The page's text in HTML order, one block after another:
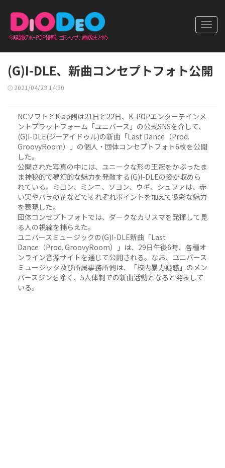
(G)I-DLE、新曲コンセプトフォト公開
2021/04/23 14:30
NCソフトとKlap側は21日と22日、K-POPエンターテインメ
ントプラットフォーム「ユニバース」の公式SNSを介して、
(G)I-DLE(ジーアイドゥル)の新曲「Last Dance（Prod.
GroovyRoom）」の個人・団体コンセプトフォト6枚を公開
した。
公開された写真の中には、ユニークな形の王冠をかぶったま
ま神秘的で夢幻的な魅力を発散する(G)I-DLEの姿が収めら
れている。ミヨン、ミンニ、ソヨン、ウギ、シュファは、赤
い実やバラの花などでそれぞれポイントを加えて多彩な魅力
を表現した。
団体コンセプトフォトでは、ダークなカリスマを発揮して見
る人の視線を捕らえた。
ユニバースミュージックの(G)I-DLE新曲「Last
Dance（Prod. GroovyRoom）」は、29日午後6時、各種オ
ンライン音源サイトを通じて公開される。なお、ユニバース
ミュージック及び所属事務所側は、「校内暴力疑惑」のメン
バースジンを除く、5人体制での新曲活動となると発表して
いる。